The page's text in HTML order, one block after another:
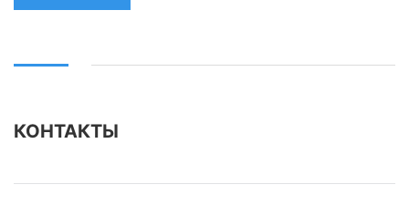
Маркетинг
Бухгалтерия
КОНТАКТЫ